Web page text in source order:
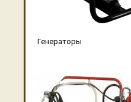
Генераторы